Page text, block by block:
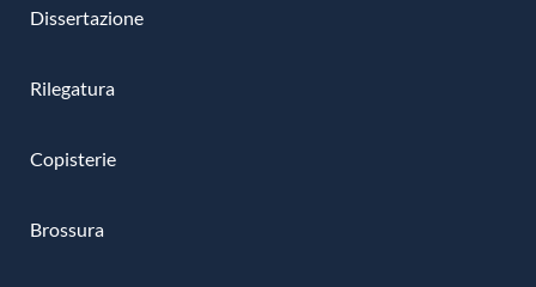
Dissertazione
Rilegatura
Copisterie
Brossura